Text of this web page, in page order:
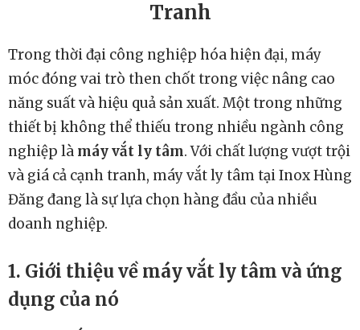
Tranh
Trong thời đại công nghiệp hóa hiện đại, máy
móc đóng vai trò then chốt trong việc nâng cao
năng suất và hiệu quả sản xuất. Một trong những
thiết bị không thể thiếu trong nhiều ngành công
nghiệp là máy vắt ly tâm. Với chất lượng vượt trội
và giá cả cạnh tranh, máy vắt ly tâm tại Inox Hùng
Đăng đang là sự lựa chọn hàng đầu của nhiều
doanh nghiệp.
1. Giới thiệu về máy vắt ly tâm và ứng
dụng của nó